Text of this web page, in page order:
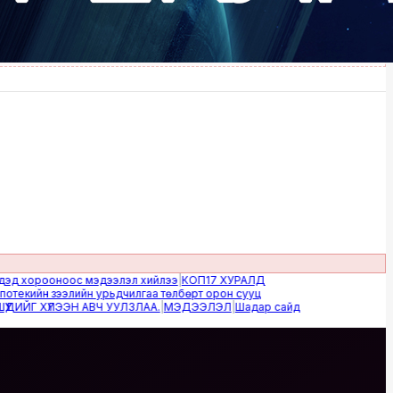
мэдээлэл хийлээ|КОП17 ХУРАЛД
зээлийн урьдчилгаа төлбөрт орон сууц
АВЧ УУЛЗЛАА.|МЭДЭЭЛЭЛ|Шадар сайд